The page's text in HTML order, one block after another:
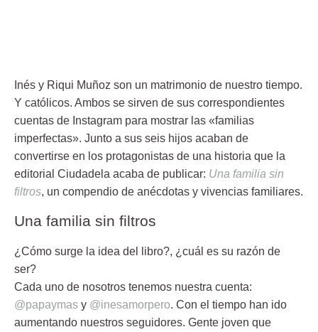
Inés y Riqui Muñoz son un matrimonio de nuestro tiempo.
Y católicos. Ambos se sirven de sus correspondientes
cuentas de Instagram para mostrar las «familias
imperfectas». Junto a sus seis hijos acaban de
convertirse en los protagonistas de una historia que la
editorial Ciudadela acaba de publicar: Una familia sin
filtros, un compendio de anécdotas y vivencias familiares.
Una familia sin filtros
¿Cómo surge la idea del libro?, ¿cuál es su razón de
ser?
Cada uno de nosotros tenemos nuestra cuenta:
@papaymas y @inesamorpero. Con el tiempo han ido
aumentando nuestros seguidores. Gente joven que